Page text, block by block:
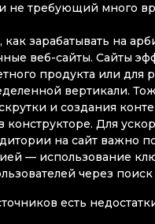
не требующий много
как зарабатывать на
веб-сайты. Сайты
продукта или для
вертикали.
и создания
конструкторе. Для
на сайт важно
— использование
через поиск
есть